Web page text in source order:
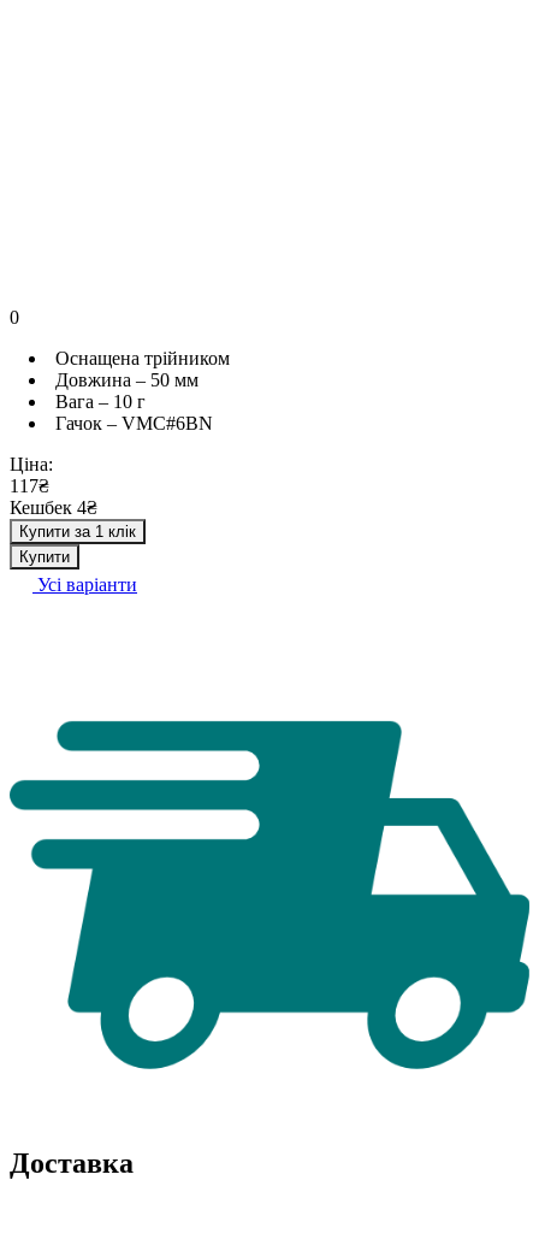
0
Оснащена трійником
Довжина – 50 мм
Вага – 10 г
Гачок – VMC#6BN
Ціна:
117₴
Кешбек 4₴
Купити за 1 клік
Купити
Усі варіанти
Доставка